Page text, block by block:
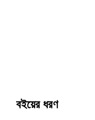
বইয়ের ধরণ